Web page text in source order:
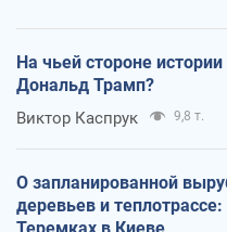
На чьей стороне
Дональд Трамп?
Виктор Каспрук 9,8 т.
О запланированной
деревьев и
Теремках в Киеве